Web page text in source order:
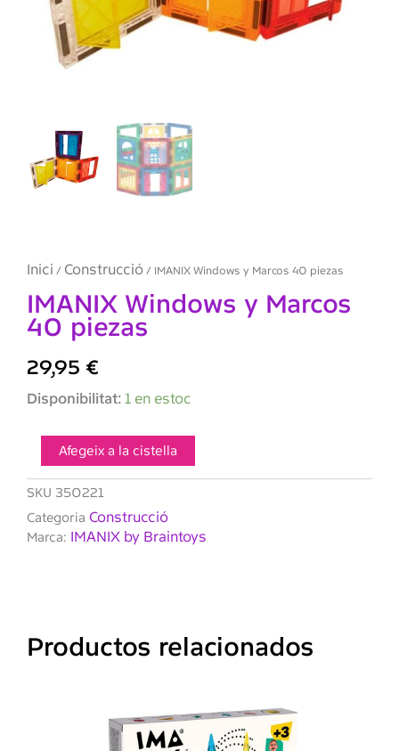
Inici / Construcció / IMANIX Windows y Marcos 40 piezas
IMANIX Windows y Marcos
40 piezas
29,95 €
Disponibilitat: 1 en estoc
quantitat
Windows
Marcos
40
piezas
Afegeix a la cistella
SKU 350221
Categoria Construcció
Marca: IMANIX by Braintoys
Productos relacionados